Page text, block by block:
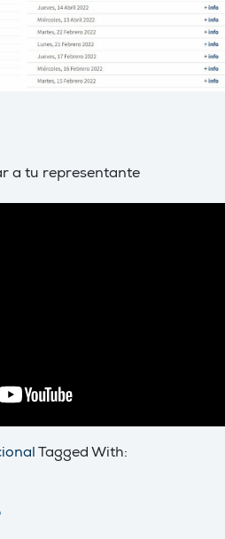
a tu representante
Tagged With: